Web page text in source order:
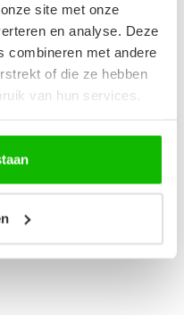
site met onze
en analyse. Deze
combineren met andere
of die ze hebben
van hun services.